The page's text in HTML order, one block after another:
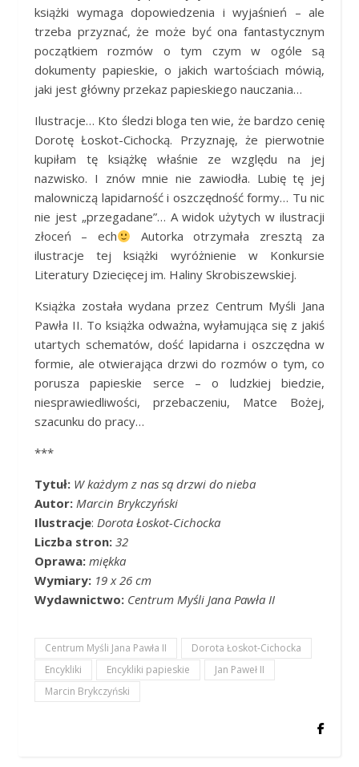
książki wymaga dopowiedzenia i wyjaśnień – ale
trzeba przyznać, że może być ona fantastycznym
początkiem rozmów o tym czym w ogóle są
dokumenty papieskie, o jakich wartościach mówią,
jaki jest główny przekaz papieskiego nauczania…
Ilustracje… Kto śledzi bloga ten wie, że bardzo cenię
Dorotę Łoskot-Cichocką. Przyznaję, że pierwotnie
kupiłam tę książkę właśnie ze względu na jej
nazwisko. I znów mnie nie zawiodła. Lubię tę jej
malowniczą lapidarność i oszczędność formy… Tu nic
nie jest „przegadane”… A widok użytych w ilustracji
złoceń – ech
Autorka otrzymała zresztą za
ilustracje tej książki wyróżnienie w Konkursie
Literatury Dziecięcej im. Haliny Skrobiszewskiej.
Książka została wydana przez Centrum Myśli Jana
Pawła II. To książka odważna, wyłamująca się z jakiś
utartych schematów, dość lapidarna i oszczędna w
formie, ale otwierająca drzwi do rozmów o tym, co
porusza papieskie serce – o ludzkiej biedzie,
niesprawiedliwości, przebaczeniu, Matce Bożej,
szacunku do pracy…
***
Tytuł: W każdym z nas są drzwi do nieba
Autor: Marcin Brykczyński
Ilustracje: Dorota Łoskot-Cichocka
Liczba stron: 32
Oprawa: miękka
Wymiary: 19 x 26 cm
Wydawnictwo: Centrum Myśli Jana Pawła II
Centrum Myśli Jana Pawła II
Dorota Łoskot-Cichocka
Encykliki
Encykliki papieskie
Jan Paweł II
Marcin Brykczyński